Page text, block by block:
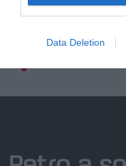
Data Deletion